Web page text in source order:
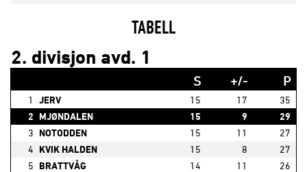
TABELL
2. divisjon avd. 1
S +/- P
1 JERV 15 17
35
2 MJØNDALEN 15 9
29
3 NOTODDEN 15 11
27
4 KVIK HALDEN 15 8
27
5 BRATTVÅG 14 11
26